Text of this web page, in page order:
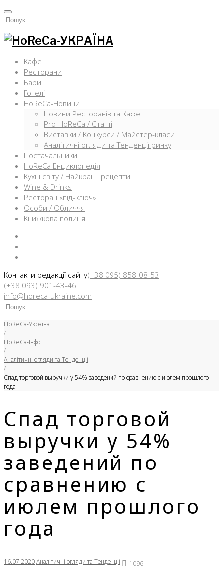
Перейти
кИскать:
Кафе
Ресторани
Бари
Готелі
HoReCa-Новини
Новини Ресторанів та Кафе
Pro-HoReCa / Статті
Виставки / Конкурси / Майстер-класи
Аналітичні огляди та Тенденції ринку
Постачальники
HoReCa Енциклопедія
Кухні світу / Найкращі рецепти
Wine & Drinks
Ресторан «під-ключ»
Особи / Обличчя
Книжкова полиця
Контакти редакції сайту(+38 095) 858-08-53
(+38 093) 901-43-46
info@horeca-ukraine.com
Искать:
HoReCa-Україна
/
HoReCa-Інфо
/
Аналітичні огляди та Тенденції
/
Спад торговой выручки у 54% заведений по сравнению с июлем прошлого
года
Спад торговой
выручки у 54%
заведений по
сравнению с
июлем прошлого
года
16.07.2020Аналітичні огляди та Тенденції 1096